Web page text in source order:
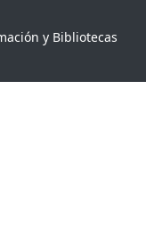
y Bibliotecas